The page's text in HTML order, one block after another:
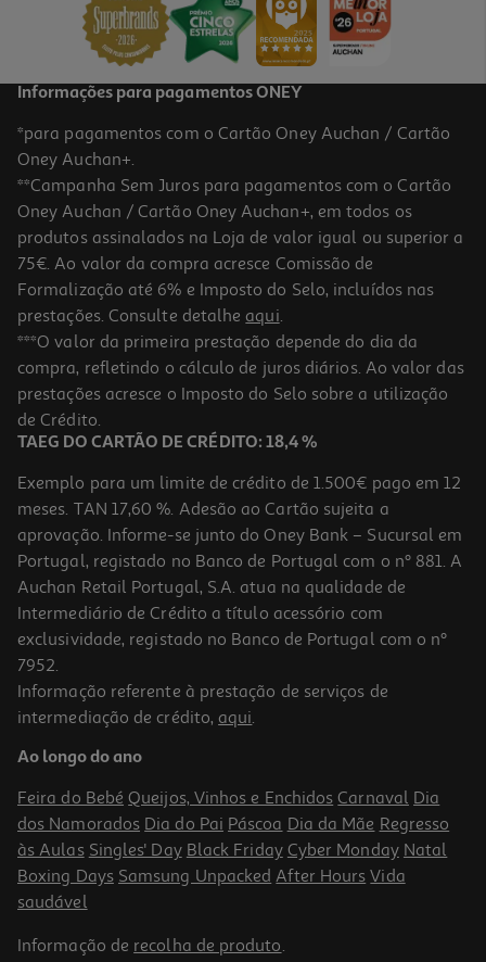
Informações para pagamentos ONEY
*para pagamentos com o Cartão Oney Auchan / Cartão
Oney Auchan+.
**Campanha Sem Juros para pagamentos com o Cartão
Oney Auchan / Cartão Oney Auchan+, em todos os
produtos assinalados na Loja de valor igual ou superior a
75€. Ao valor da compra acresce Comissão de
Formalização até 6% e Imposto do Selo, incluídos nas
prestações. Consulte detalhe aqui.
***O valor da primeira prestação depende do dia da
compra, refletindo o cálculo de juros diários. Ao valor das
prestações acresce o Imposto do Selo sobre a utilização
de Crédito.
TAEG DO CARTÃO DE CRÉDITO: 18,4 %
Exemplo para um limite de crédito de 1.500€ pago em 12
meses. TAN 17,60 %. Adesão ao Cartão sujeita a
aprovação. Informe-se junto do Oney Bank – Sucursal em
Portugal, registado no Banco de Portugal com o nº 881. A
Auchan Retail Portugal, S.A. atua na qualidade de
Intermediário de Crédito a título acessório com
exclusividade, registado no Banco de Portugal com o nº
7952.
Informação referente à prestação de serviços de
intermediação de crédito, aqui.
Ao longo do ano
Feira do Bebé Queijos, Vinhos e Enchidos Carnaval Dia
dos Namorados Dia do Pai Páscoa Dia da Mãe Regresso
às Aulas Singles' Day Black Friday Cyber Monday Natal
Boxing Days Samsung Unpacked After Hours Vida
saudável
Informação de recolha de produto.